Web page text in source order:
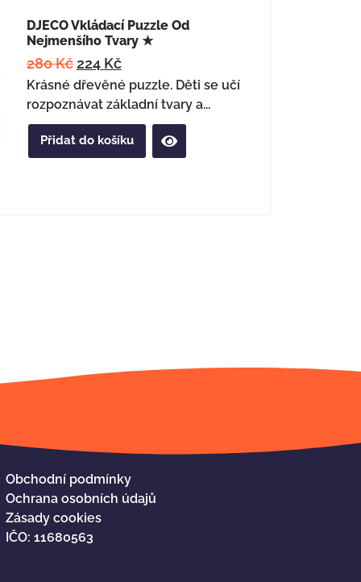
DJECO Vkládací Puzzle Od
Nejmenšího Tvary ★
280Kč 224 Kč
Krásné dřevěné puzzle. Děti se učí
rozpoznávat základní tvary a...
Přidat do košíku
Obchodní podmínky
Ochrana osobních údajů
Zásady cookies
IČO: 11680563